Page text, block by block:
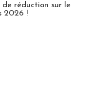
de réduction sur le
2026 !